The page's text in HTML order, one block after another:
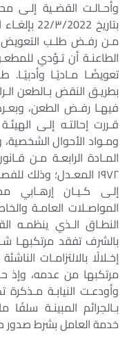
وأحـالـت القضـية إلـى
بتاريخ
مـن رفـض طلـب التعويض
الطاعنـة أن تـؤدي
تعويضًـا مـاديًـا
بطريـق النقض بـالطعن
فيهـا رفـض الطعن،
قـررت إحالتـه إلـى
ومـواد الأحوال الشخصية،
١٩٧٢ المعـدل؛ وذلك
إلـى كـيـان إرهـابي
المواصـلات العامـة
النطـاق الـذي ينظمـه
بالشرف تفقد مرتكبهـا
إخـلالًا بالالتزامـات
مرتكبها من عدمه، وإذ
وأودعـت النيابـة مـذكرة
بـالجرائم المبينـة
خدمة العامل بشرط صدور